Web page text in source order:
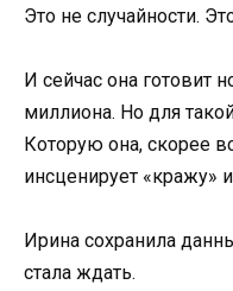
Это не случайности.
И сейчас она готовит
миллиона. Но для
Которую она, скорее
инсценирует «кражу»
Ирина сохранила
стала ждать.